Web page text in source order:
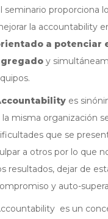
seminario proporciona
la accountability
a potenciar
y
es
la misma organización
que se
a otros por lo que
resultados, dejar de
y auto-
es un